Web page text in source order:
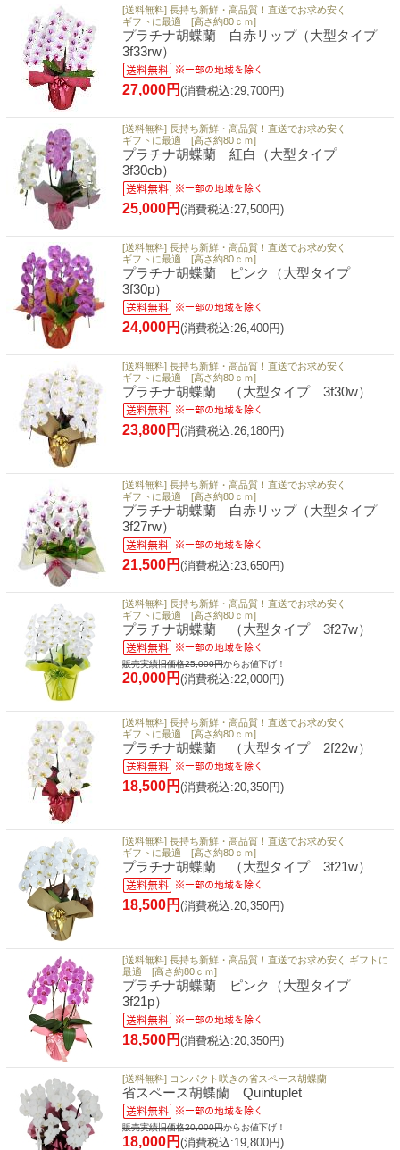
[送料無料] 長持ち新鮮・高品質！直送でお求め安く
ギフトに最適 [高さ約80ｃｍ]
プラチナ胡蝶蘭 白赤リップ（大型タイプ
3f33rw）
27,000円 (消費税込:29,700円)
[送料無料] 長持ち新鮮・高品質！直送でお求め安く
ギフトに最適 [高さ約80ｃｍ]
プラチナ胡蝶蘭 紅白（大型タイプ
3f30cb）
25,000円 (消費税込:27,500円)
[送料無料] 長持ち新鮮・高品質！直送でお求め安く
ギフトに最適 [高さ約80ｃｍ]
プラチナ胡蝶蘭 ピンク（大型タイプ
3f30p）
24,000円 (消費税込:26,400円)
[送料無料] 長持ち新鮮・高品質！直送でお求め安く
ギフトに最適 [高さ約80ｃｍ]
プラチナ胡蝶蘭 （大型タイプ 3f30w）
23,800円 (消費税込:26,180円)
[送料無料] 長持ち新鮮・高品質！直送でお求め安く
ギフトに最適 [高さ約80ｃｍ]
プラチナ胡蝶蘭 白赤リップ（大型タイプ
3f27rw）
21,500円 (消費税込:23,650円)
[送料無料] 長持ち新鮮・高品質！直送でお求め安く
ギフトに最適 [高さ約80ｃｍ]
プラチナ胡蝶蘭 （大型タイプ 3f27w）
販売実績旧価格25,000円からお値下げ！
20,000円 (消費税込:22,000円)
[送料無料] 長持ち新鮮・高品質！直送でお求め安く
ギフトに最適 [高さ約80ｃｍ]
プラチナ胡蝶蘭 （大型タイプ 2f22w）
18,500円 (消費税込:20,350円)
[送料無料] 長持ち新鮮・高品質！直送でお求め安く
ギフトに最適 [高さ約80ｃｍ]
プラチナ胡蝶蘭 （大型タイプ 3f21w）
18,500円 (消費税込:20,350円)
[送料無料] 長持ち新鮮・高品質！直送でお求め安く ギフトに
最適 [高さ約80ｃｍ]
プラチナ胡蝶蘭 ピンク（大型タイプ
3f21p）
18,500円 (消費税込:20,350円)
[送料無料] コンパクト咲きの省スペース胡蝶蘭
省スペース胡蝶蘭 Quintuplet
販売実績旧価格20,000円からお値下げ！
18,000円 (消費税込:19,800円)